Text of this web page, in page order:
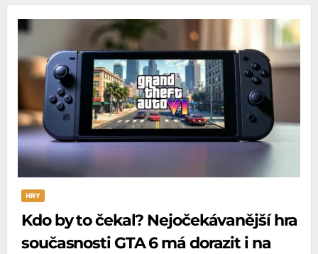
HRY
Kdo by to čekal? Nejočekávanější hra
současnosti GTA 6 má dorazit i na